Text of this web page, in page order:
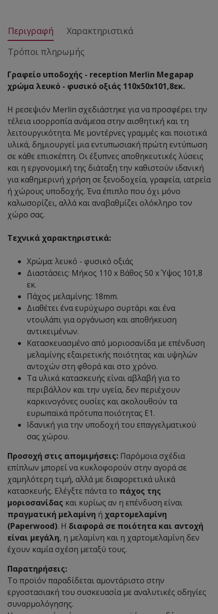
Περιγραφή
Χαρακτηριστικά
Τρόποι πληρωμής
Γραφείο υποδοχής - reception Merlin Megapap
χρώμα λευκό - φυσικό οξιάς 110x50x101,8εκ.
Η ρεσεψιόν Merlin σχεδιάστηκε για να προσφέρει την
τέλεια ισορροπία ανάμεσα στην αισθητική και τη
λειτουργικότητα. Με μοντέρνες γραμμές και ποιοτικά
υλικά, δημιουργεί μια εντυπωσιακή πρώτη εντύπωση
σε κάθε επισκέπτη. Οι έξυπνες αποθηκευτικές λύσεις
και η εργονομική της διάταξη την καθιστούν ιδανική
για καθημερινή χρήση σε ξενοδοχεία, γραφεία, ιατρεία
ή χώρους υποδοχής. Ένα έπιπλο που όχι μόνο
καλωσορίζει, αλλά και αναβαθμίζει ολόκληρο τον
χώρο σας.
Τεχνικά χαρακτηριστικά:
Χρώμα: λευκό - φυσικό οξιάς
Διαστάσεις: Μήκος 110 x Βάθος 50 x Ύψος 101,8
εκ.
Πάχος μελαμίνης: 18mm.
Διαθέτει ένα ευρύχωρο συρτάρι και ένα
ντουλάπι για οργάνωση και αποθήκευση
αντικειμένων.
Κατασκευασμένο από μοριοσανίδα με επένδυση
μελαμίνης εξαιρετικής ποιότητας και υψηλών
αντοχών στη φθορά και στο χρόνο.
Τα υλικά κατασκευής είναι αβλαβή για το
περιβάλλον και την υγεία, δεν περιέχουν
καρκινογόνες ουσίες και ακολουθούν τα
ευρωπαϊκά πρότυπα ποιότητας Ε1.
Ιδανική για την υποδοχή του επαγγελματικού
σας χώρου.
Προσοχή στις απομιμήσεις: Παρόμοια σχέδια
επίπλων μπορεί να κυκλοφορούν στην αγορά σε
χαμηλότερη τιμή, αλλά με διαφορετικά υλικά
κατασκευής. Ελέγξτε πάντα το πάχος της
μοριοσανίδας και κυρίως αν η επένδυση είναι
πραγματική μελαμίνη ή χαρτομελαμίνη
(Paperwood). Η διαφορά σε ποιότητα και αντοχή
είναι μεγάλη, η μελαμίνη και η χαρτομελαμίνη δεν
έχουν καμία σχέση μεταξύ τους.
Παρατηρήσεις:
Το προϊόν παραδίδεται αμοντάριστο στην
εργοστασιακή του συσκευασία με αναλυτικές οδηγίες
συναρμολόγησης.